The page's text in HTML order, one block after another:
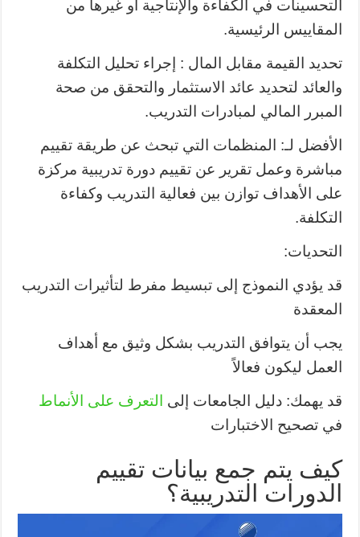
التحسينات في الكفاءة والإنتاجية أو غيرها من
المقاييس الرئيسية.
تحديد القيمة مقابل المال : إجراء تحليل التكلفة
والعائد لتحديد عائد الاستثمار والتحقق من صحة
المبرر المالي لمبادرات التدريب.
الأفضل لـ: المنظمات التي تبحث عن طريقة تقييم
مباشرة وعمل تقرير عن تقييم دورة تدريبية مركزة
على الأهداف توازن بين فعالية التدريب وكفاءة
التكلفة.
التحديات:
قد يؤدي النموذج إلى تبسيط مفرط لتأثيرات التدريب
المعقدة
يجب أن يتوافق التدريب بشكل وثيق مع أهداف
العمل ليكون فعالاً
قد يهمك: دليل الجامعات إلى
التعرف على الأنماط
في تصحيح الاختبارات
كيف يتم جمع بيانات تقييم
الدورات التدريبية؟